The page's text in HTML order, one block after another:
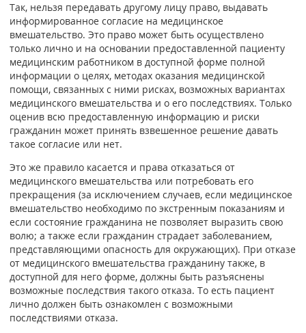
Так, нельзя передавать другому лицу право, выдавать
информированное согласие на медицинское
вмешательство. Это право может быть осуществлено
только лично и на основании предоставленной пациенту
медицинским работником в доступной форме полной
информации о целях, методах оказания медицинской
помощи, связанных с ними рисках, возможных вариантах
медицинского вмешательства и о его последствиях. Только
оценив всю предоставленную информацию и риски
гражданин может принять взвешенное решение давать
такое согласие или нет.
Это же правило касается и права отказаться от
медицинского вмешательства или потребовать его
прекращения (за исключением случаев, если медицинское
вмешательство необходимо по экстренным показаниям и
если состояние гражданина не позволяет выразить свою
волю; а также если гражданин страдает заболеванием,
представляющими опасность для окружающих). При отказе
от медицинского вмешательства гражданину также, в
доступной для него форме, должны быть разъяснены
возможные последствия такого отказа. То есть пациент
лично должен быть ознакомлен с возможными
последствиями отказа.